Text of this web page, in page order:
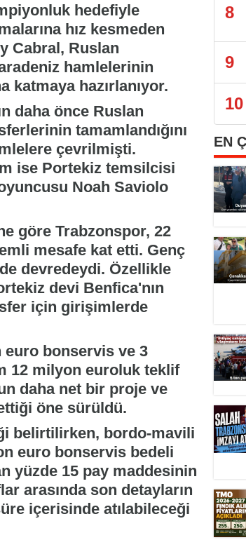
hedefiyle
hız kesmeden
Cabral, Ruslan
hamlelerinin
katmaya hazırlanıyor.
daha önce Ruslan
tamamlandığını
çevrilmişti.
ise Portekiz temsilcisi
Noah Saviolo
göre Trabzonspor, 22
mesafe kat etti. Genç
devredeydi. Özellikle
devi Benfica'nın
için girişimlerde
euro bonservis ve 3
12 milyon euroluk teklif
daha net bir proje ve
öne sürüldü.
belirtilirken, bordo-mavili
euro bonservis bedeli
yüzde 15 pay maddesinin
arasında son detayların
içerisinde atılabileceği
8
9
10
EN